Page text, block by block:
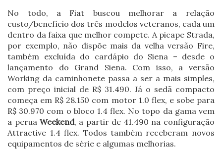
No todo, a Fiat buscou melhorar a relação
custo/benefício dos três modelos veteranos, cada um
dentro da faixa que melhor compete. A picape Strada,
por exemplo, não dispõe mais da velha versão Fire,
também excluída do cardápio do Siena – desde o
lançamento do Grand Siena. Com isso, a versão
Working da caminhonete passa a ser a mais simples,
com preço inicial de R$ 31.490. Já o sedã compacto
começa em R$ 28.150 com motor 1.0 flex, e sobe para
R$ 30.970 com o bloco 1.4 flex. No topo da gama vem
a perua Weekend, a partir de 41.490 na configuração
Attractive 1.4 flex. Todos também receberam novos
equipamentos de série e algumas melhorias.